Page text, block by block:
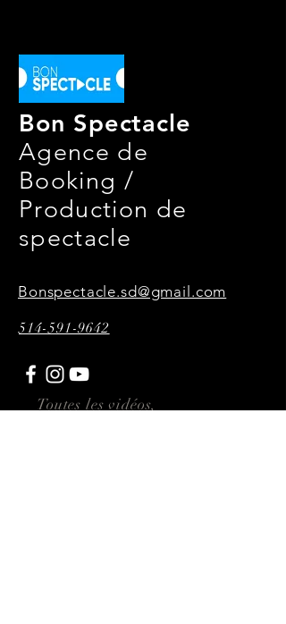
Bon Spectacle
Agence de
Booking /
Production de
spectacle
Bonspectacle.sd@gmail.com
514-591-9642
Toutes les vidéos,